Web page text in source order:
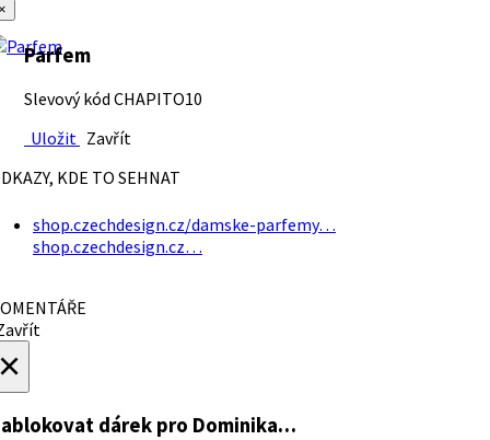
Parfem
Slevový kód CHAPITO10
Uložit Zavřít
KDE TO SEHNAT
shop.czechdesign.cz/damske-parfemy…
shop.czechdesign.cz…
dárek pro Dominika…